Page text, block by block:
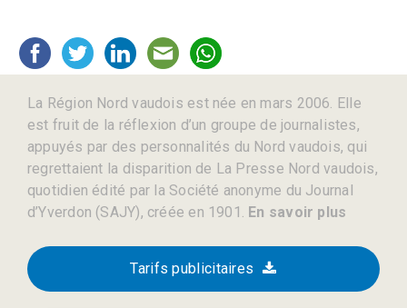
La Région Nord vaudois est née en mars 2006. Elle
est fruit de la réflexion d’un groupe de journalistes,
appuyés par des personnalités du Nord vaudois, qui
regrettaient la disparition de La Presse Nord vaudois,
quotidien édité par la Société anonyme du Journal
d’Yverdon (SAJY), créée en 1901. En savoir plus
Tarifs publicitaires